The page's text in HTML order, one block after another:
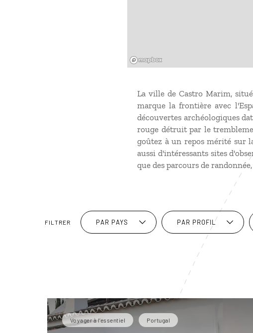
La ville de Castro Marim,
marque la frontière avec
découvertes archéologiques
rouge détruit par le
goûtez à un repos mérité sur
aussi d'intéressants sites
que des parcours de
FILTRER PAR PAYS PAR PROFIL
Voyager à l’essentiel Portugal